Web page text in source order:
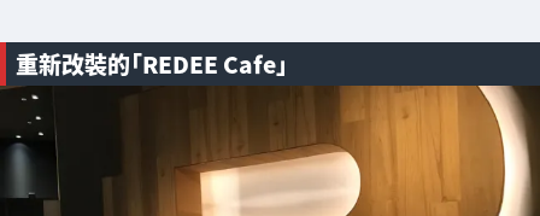
重新改裝的「REDEE Cafe」